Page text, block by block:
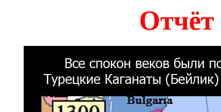
Отчёт